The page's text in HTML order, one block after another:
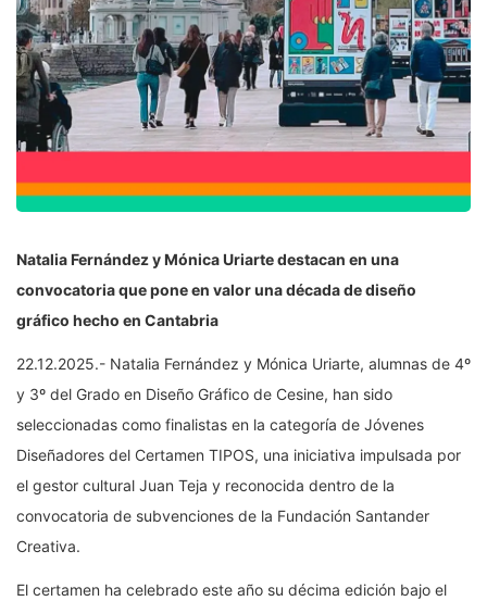
Natalia Fernández y Mónica Uriarte destacan en una
convocatoria que pone en valor una década de diseño
gráfico hecho en Cantabria
22.12.2025.- Natalia Fernández y Mónica Uriarte, alumnas de 4º
y 3º del Grado en Diseño Gráfico de Cesine, han sido
seleccionadas como finalistas en la categoría de Jóvenes
Diseñadores del Certamen TIPOS, una iniciativa impulsada por
el gestor cultural Juan Teja y reconocida dentro de la
convocatoria de subvenciones de la Fundación Santander
Creativa.
El certamen ha celebrado este año su décima edición bajo el